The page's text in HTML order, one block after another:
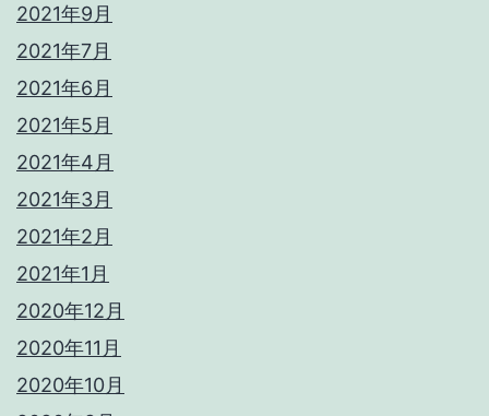
2021年9月
2021年7月
2021年6月
2021年5月
2021年4月
2021年3月
2021年2月
2021年1月
2020年12月
2020年11月
2020年10月